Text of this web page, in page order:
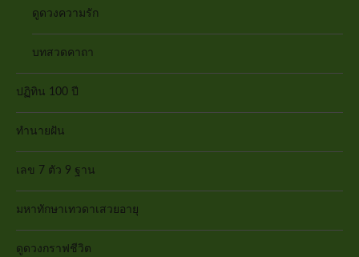
ดูดวงความรัก
บทสวดคาถา
ปฏิทิน 100 ปี
ทำนายฝัน
เลข 7 ตัว 9 ฐาน
มหาทักษาเทวดาเสวยอายุ
ดูดวงกราฟชีวิต